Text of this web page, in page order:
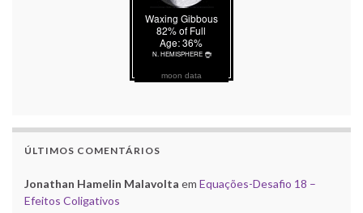
moon data
ÚLTIMOS COMENTÁRIOS
Jonathan Hamelin Malavolta em Equações-Desafio 18 –
Efeitos Coligativos